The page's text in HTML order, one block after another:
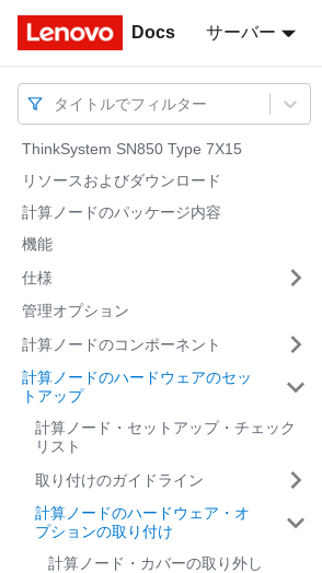
Docs サーバー
Docs
タイトルでフィルター
ThinkSystem SN850 Type 7X15
リソースおよびダウンロード
計算ノードのパッケージ内容
機能
仕様
管理オプション
計算ノードのコンポーネント
計算ノードのハードウェアのセッ
トアップ
計算ノード・セットアップ・チェック
リスト
取り付けのガイドライン
計算ノードのハードウェア・オ
プションの取り付け
計算ノード・カバーの取り外し